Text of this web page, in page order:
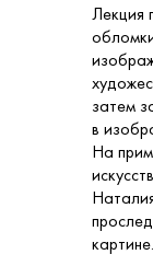
Лекция
затем
в
На
картине.